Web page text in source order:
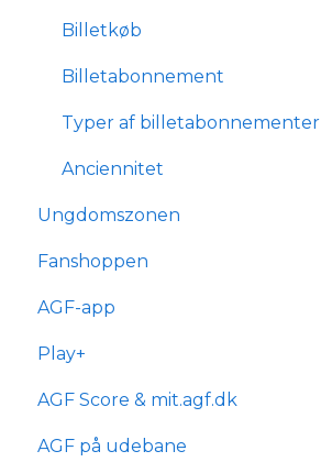
Billetkøb
Billetabonnement
Typer af billetabonnementer
Anciennitet
Ungdomszonen
Fanshoppen
Generelle spørgsmål
Bestilling & ordre
Levering
AGF-app
Play+
AGF Score & mit.agf.dk
mit.agf
AGF på udebane